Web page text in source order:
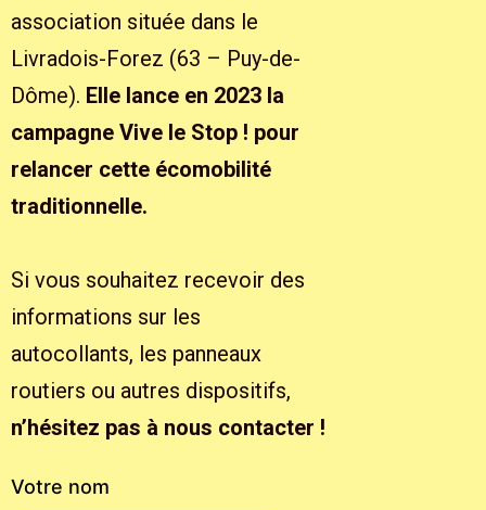
association située dans le
Livradois-Forez (63 – Puy-de-
Dôme). Elle lance en 2023 la
campagne Vive le Stop ! pour
relancer cette écomobilité
traditionnelle.
Si vous souhaitez recevoir des
informations sur les
autocollants, les panneaux
routiers ou autres dispositifs,
n’hésitez pas à nous contacter !
Votre nom